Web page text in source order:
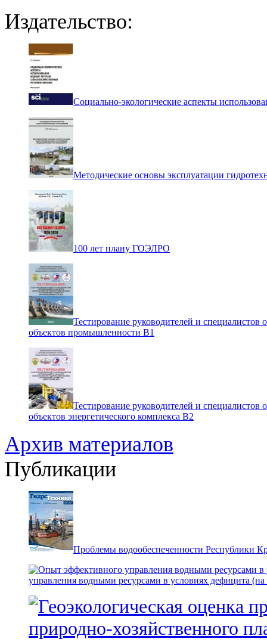
Издательство:
Социально-экологические аспекты
Методические основы эксплуатации
100 лет плану ГОЭЛРО
Тестирование руководителей и специалистов
объектов промышленности В1
Тестирование руководителей и специалистов
объектов энергетического комплекса В2
Архив материалов
Публикации
Проблемы водообеспеченности Республики
управления водными ресурсами в условиях дефицита